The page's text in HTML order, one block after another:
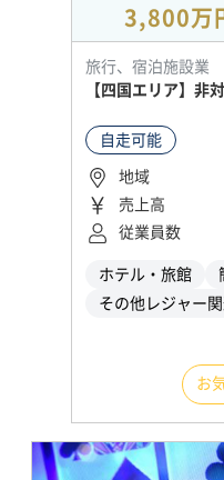
3,800万
旅行、宿泊施設業
【四国エリア】非
自走可能
地域
売上高
従業員数
ホテル・旅館
その他レジャー
お